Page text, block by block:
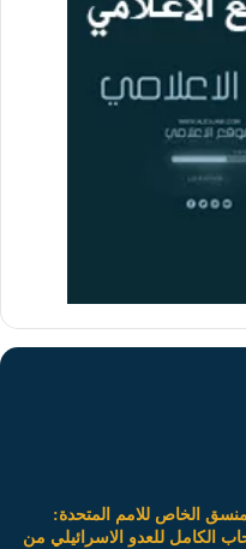
الخاص للامم المتحدة:
الكامل للعدو الاسرائيلي من